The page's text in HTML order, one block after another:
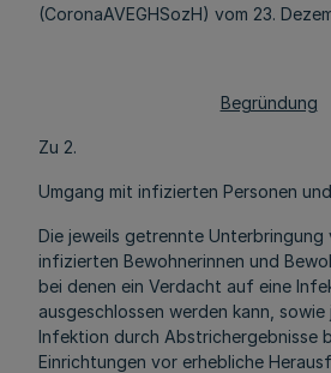
(CoronaAVEGHSozH) vom 23.
Begründung
Zu 2.
Umgang mit infizierten Personen
Die jeweils getrennte
infizierten Bewohnerinnen und
bei denen ein Verdacht auf eine
ausgeschlossen werden kann,
Infektion durch Abstrichergebnisse
Einrichtungen vor erhebliche